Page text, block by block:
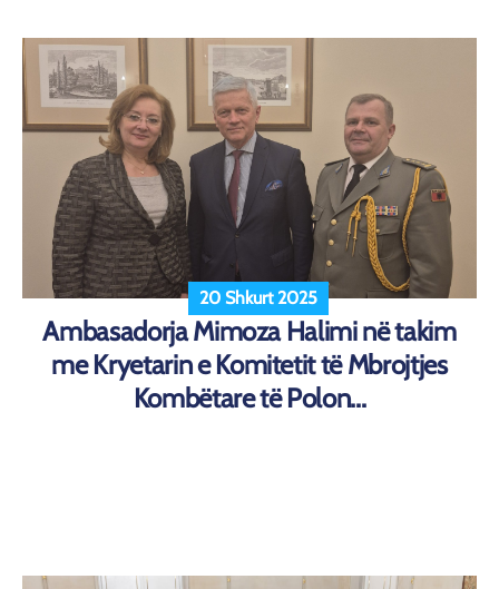
20 Shkurt 2025
Ambasadorja Mimoza Halimi në takim
me Kryetarin e Komitetit të Mbrojtjes
Kombëtare të Polon...